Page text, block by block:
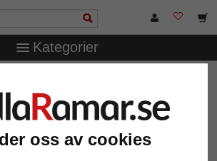
oss av cookies
Kategorier
Pinner